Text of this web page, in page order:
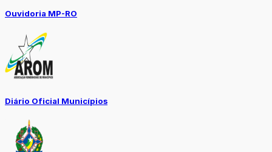
Ouvidoria MP-RO
Diário Oficial Municípios